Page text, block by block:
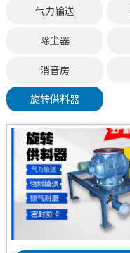
气力输送
除尘器
消音房
旋转供料器